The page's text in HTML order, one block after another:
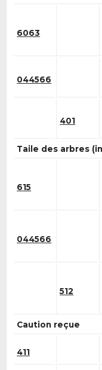
6063
044566
401
Taile des arbres
615
044566
512
Caution reçue
411